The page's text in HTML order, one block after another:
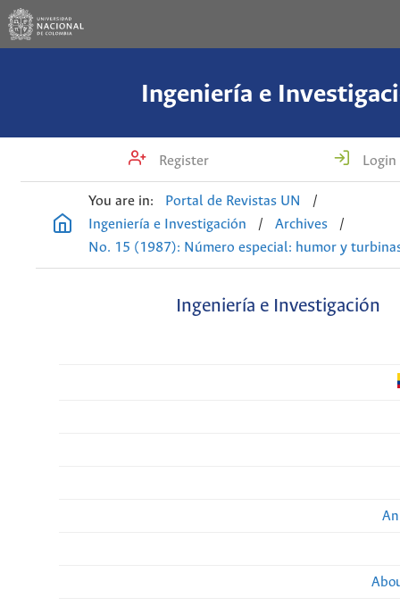
Ingeniería e
Register Login
You are in: Portal de Revistas UN
/
Ingeniería e Investigación
/ Archives
/
No. 15 (1987): Número especial: humor y
Ingeniería e Investigación